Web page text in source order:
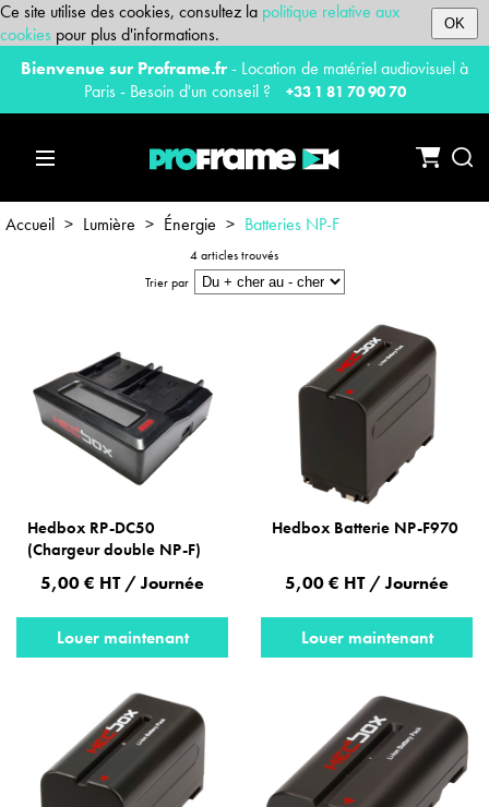
Ce site utilise des cookies, consultez la politique relative aux
cookies pour plus d'informations. OK
Bienvenue sur Proframe.fr- Location de matériel audiovisuel à
Paris - Besoin d'un conseil ?
+33 1 81 70 90 70
Accueil > Lumière > Énergie > Batteries NP-F
4 articles trouvés
Trier par
Hedbox RP-DC50
(Chargeur double NP-F)
5,00 € HT / Journée
Louer maintenant
Hedbox Batterie NP-F970
5,00 € HT / Journée
Louer maintenant